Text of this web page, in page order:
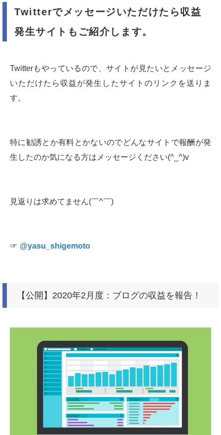
Twitterでメッセージいただけたら収益
発生サイトもご紹介します。
Twitterもやっているので、サイトが見たいとメッセージ
いただけたら収益が発生したサイトのリンクを送りま
す。
特に勧誘とか有料とかないのでどんなサイトで報酬が発
生したのか気になる方はメッセージください(^_^)v
見返りは求めてません(￣^￣)ゞ
☞ @yasu_shigemoto
【公開】2020年2月度：ブログの収益を報告！